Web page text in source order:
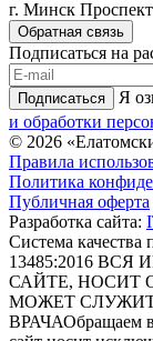
г. Минск
Обратная связь
Подписаться на
Подписаться Я
и обработки
© 2026
Правила
Политика
Публичная оферта
Разработка сайта:
Система качества
13485:2016 ВСЯ
САЙТЕ, НОСИТ
МОЖЕТ
ВРАЧАОбращаем